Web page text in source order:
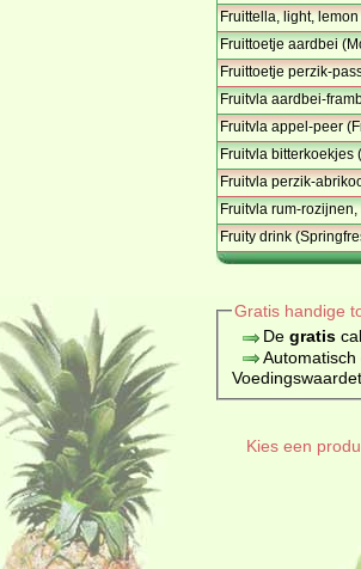
Fruittella, light,
Fruittoetje aardbei
Fruittoetje perzik-
Fruitvla aardbei-
Fruitvla appel-peer
Fruitvla bitterkoekjes
Fruitvla perzik-
Fruitvla rum-
Fruity drink
Gratis handige
De gratis
Kies een